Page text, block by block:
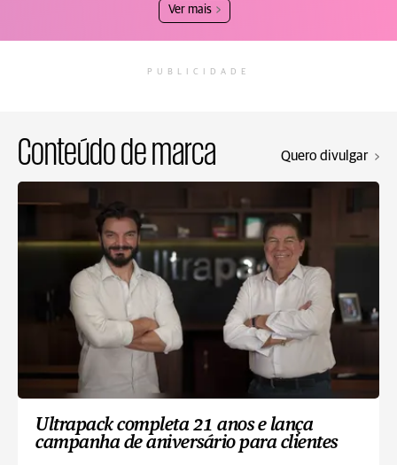
Ver mais
PUBLICIDADE
Conteúdo de marca Quero divulgar
Ultrapack completa 21 anos e lança
campanha de aniversário para clientes